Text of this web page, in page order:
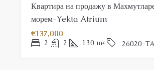
Квартира на продажу в
морем-Yekta Atrium
€137,000
2 2 130 m² 26020-